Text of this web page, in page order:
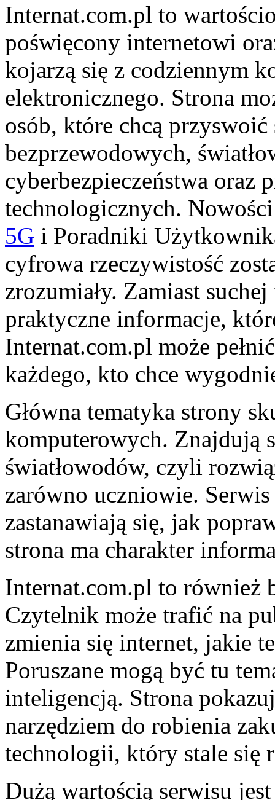
Internat.com.pl to
poświęcony internetowi
kojarzą się z codziennym
elektronicznego. Strona
osób, które chcą
bezprzewodowych,
cyberbezpieczeństwa oraz
technologicznych.
5G i Poradniki
cyfrowa rzeczywistość
zrozumiały. Zamiast
praktyczne informacje,
Internat.com.pl może
każdego, kto chce
Główna tematyka strony
komputerowych. Znajdują
światłowodów, czyli
zarówno uczniowie.
zastanawiają się, jak
strona ma charakter
Internat.com.pl to również
Czytelnik może trafić na
zmienia się internet, jakie
Poruszane mogą być tu
inteligencją. Strona
narzędziem do robienia
technologii, który stale się
Dużą wartością serwisu